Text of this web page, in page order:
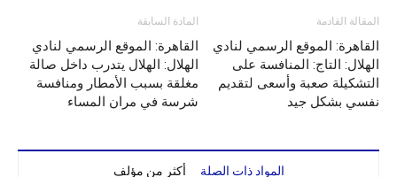
المادة السابقة
القاهرة: الموقع الرسمي لنادي
الهلال: الهلال يتدرب داخل صالة
مغلقة بسبب الأمطار ومنافسة
شرسة في مران المساء
المقالة القادمة
القاهرة: الموقع الرسمي لنادي
الهلال: التاج: المنافسة على
التشكيلة صعبة وأسعى لتقديم
نفسي بشكل جيد
المواد ذات الصلة أكثر من مؤلف